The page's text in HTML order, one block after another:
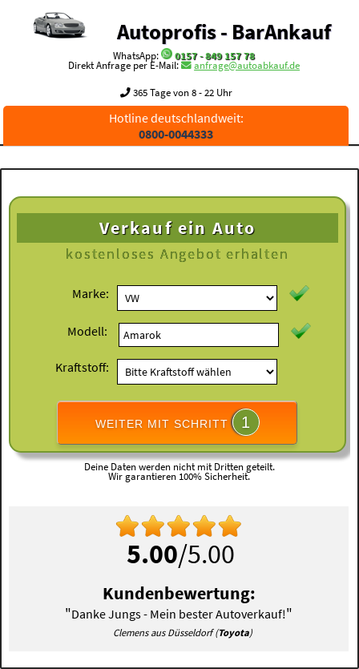
Autoprofis - BarAnkauf
WhatsApp:
0157 - 849 157 78
Direkt Anfrage per E-Mail:
anfrage@autoabkauf.de
365 Tage von 8 - 22 Uhr
Hotline deutschlandweit:
0800-0044333
Verkauf ein Auto
kostenloses Angebot erhalten
Marke:
Modell:
Kraftstoff:
WEITER MIT SCHRITT 1
Deine Daten werden nicht mit Dritten geteilt.
Wir garantieren 100% Sicherheit.
5.00/5.00
Kundenbewertung:
"Danke Jungs - Mein bester Autoverkauf!"
Clemens aus Düsseldorf (Toyota)